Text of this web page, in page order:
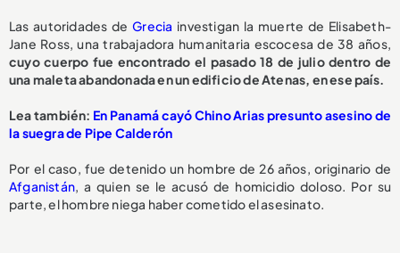
Las autoridades deGrecia investigan la muerte de Elisabeth-
Jane Ross, una trabajadora humanitaria escocesa de 38 años,
cuyo cuerpo fue encontrado el pasado 18 de julio dentro de
una maleta abandonada en un edificio de Atenas, en ese país.
Lea también: En Panamá cayó Chino Arias presunto asesino de
la suegra de Pipe Calderón
Por el caso, fue detenido un hombre de 26 años, originario de
Afganistán, a quien se le acusó de homicidio doloso. Por su
parte, el hombre niega haber cometido el asesinato.